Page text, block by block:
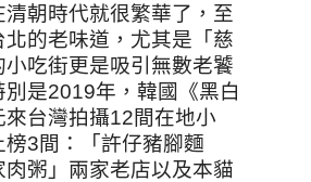
清朝時代就很繁華了，至
北的老味道，尤其是「慈
吃街更是吸引無數老饕
是2019年，韓國《黑白
來台灣拍攝12間在地小
榜3間：「許仔豬腳麵
粥」兩家老店以及本貓